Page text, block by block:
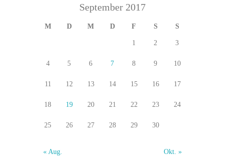
September 2017
M D M D F S S
1 2 3
4 5 6 7 8 9 10
11 12 13 14 15 16 17
18 19 20 21 22 23 24
25 26 27 28 29 30
« Aug. Okt. »